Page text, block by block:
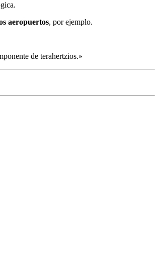
aeropuertos, por ejemplo.
de terahertzios.»